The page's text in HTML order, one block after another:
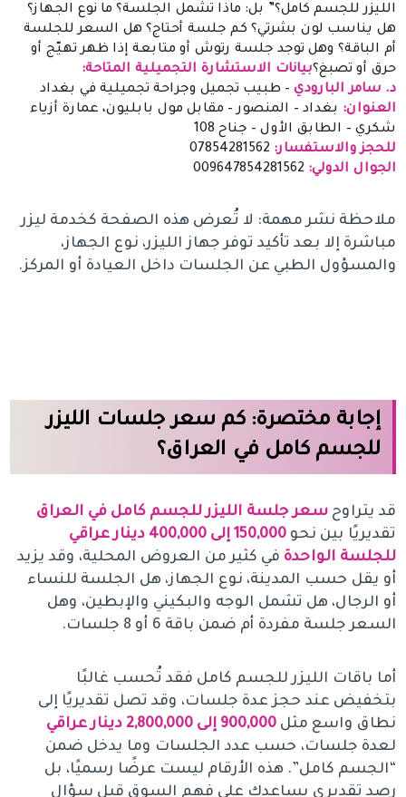
الليزر للجسم كامل؟” بل: ماذا تشمل الجلسة؟ ما نوع الجهاز؟
هل يناسب لون بشرتي؟ كم جلسة أحتاج؟ هل السعر للجلسة
أم الباقة؟ وهل توجد جلسة رتوش أو متابعة إذا ظهر تهيّج أو
حرق أو تصبغ؟بيانات الاستشارة التجميلية المتاحة:
د. سامر البارودي – طبيب تجميل وجراحة تجميلية في بغداد
العنوان: بغداد – المنصور – مقابل مول بابليون، عمارة أزياء
شكري – الطابق الأول – جناح 108
للحجز والاستفسار: 07854281562
الجوال الدولي: 009647854281562
ملاحظة نشر مهمة: لا تُعرض هذه الصفحة كخدمة ليزر
مباشرة إلا بعد تأكيد توفر جهاز الليزر، نوع الجهاز،
والمسؤول الطبي عن الجلسات داخل العيادة أو المركز.
إجابة مختصرة: كم سعر جلسات الليزر
للجسم كامل في العراق؟
قد يتراوحسعر جلسة الليزر للجسم كامل في العراق
تقديريًا بين نحو
150,000 إلى 400,000 دينار عراقي
للجلسة الواحدة في كثير من العروض المحلية، وقد يزيد
أو يقل حسب المدينة، نوع الجهاز، هل الجلسة للنساء
أو الرجال، هل تشمل الوجه والبكيني والإبطين، وهل
السعر جلسة مفردة أم ضمن باقة 6 أو 8 جلسات.
أما باقات الليزر للجسم كامل فقد تُحسب غالبًا
بتخفيض عند حجز عدة جلسات، وقد تصل تقديريًا إلى
نطاق واسع مثل900,000 إلى 2,800,000 دينار عراقي
لعدة جلسات، حسب عدد الجلسات وما يدخل ضمن
“الجسم كامل”. هذه الأرقام ليست عرضًا رسميًا، بل
رصد تقديري يساعدك على فهم السوق قبل سؤال